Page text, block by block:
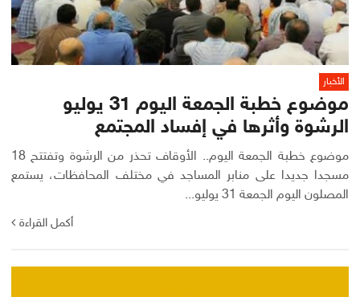
الأخبار
موضوع خطبة الجمعة اليوم 31 يوليو
الرشوة وأثرها في إفساد المجتمع
موضوع خطبة الجمعة اليوم.. الأوقاف تحذر من الرشوة وتفتتح 18
مسجدا جديدا على منابر المساجد في مختلف المحافظات، يستمع
المصلون اليوم الجمعة 31 يوليو...
أكمل القراءة